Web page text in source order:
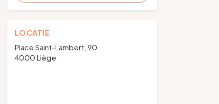
LOCATIE
Place Saint-Lambert, 90
4000 Liège